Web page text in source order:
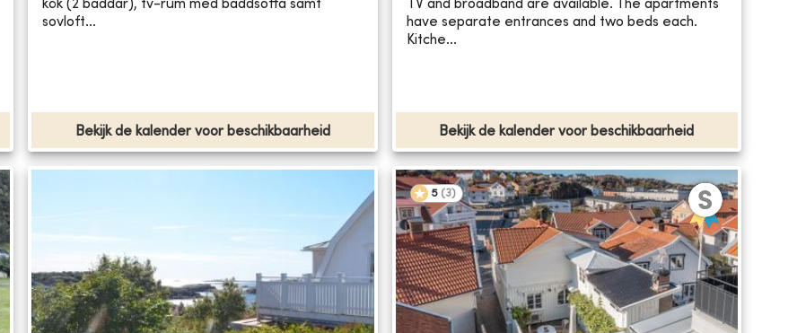
kök (2 bäddar), tv-rum med bäddsoffa samt
sovloft...
Bekijk de kalender voor beschikbaarheid
TV and broadband are available. The apartments
have separate entrances and two beds each.
Kitche...
Bekijk de kalender voor beschikbaarheid
5 (3)